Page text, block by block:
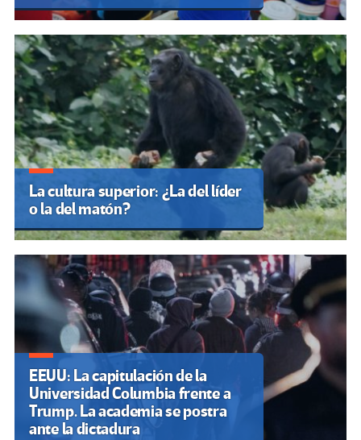
La cultura superior: ¿La del líder
o la del matón?
EEUU: La capitulación de la
Universidad Columbia frente a
Trump. La academia se postra
ante la dictadura